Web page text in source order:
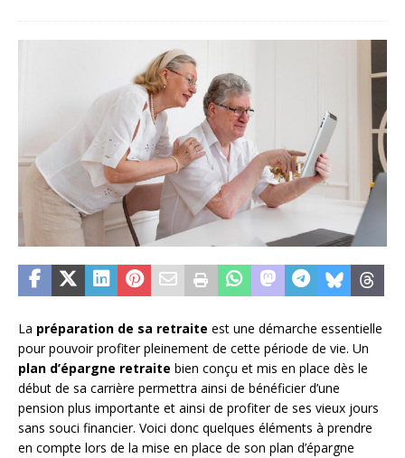
La préparation de sa retraite est une démarche essentielle
pour pouvoir profiter pleinement de cette période de vie. Un
plan d’épargne retraite bien conçu et mis en place dès le
début de sa carrière permettra ainsi de bénéficier d’une
pension plus importante et ainsi de profiter de ses vieux jours
sans souci financier. Voici donc quelques éléments à prendre
en compte lors de la mise en place de son plan d’épargne